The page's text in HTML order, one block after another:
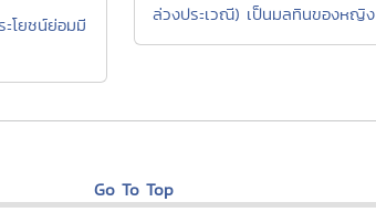
โยชน์ย่อมมี
ล่วงประเวณี) เป็นมลทินของหญิง
Go To Top